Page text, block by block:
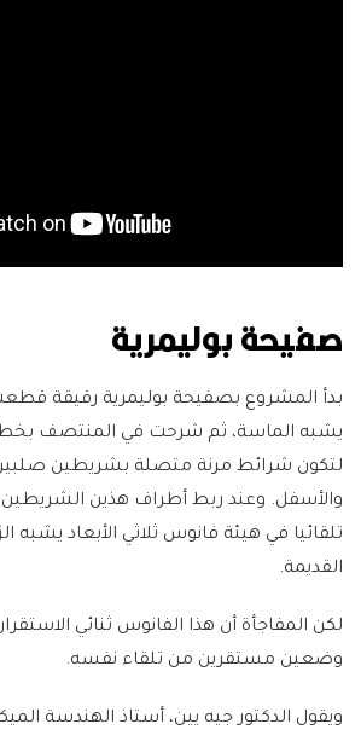
صفيحة بوليمرية
بدأ المشروع بصفيحة بوليمرية رقيقة
يشبه الماسة، ثم شرحت في المنتصف
لتكون شرائط مرنة متصلة بشريطين
والأسفل. وعند ربط أطراف هذين
تلقائيا في هيئة فانوس ثلاثي الأبعاد يشبه
القديمة.
لكن المفاجأة أن هذا الفانوس ثنائي
وضعين مستقرين من تلقاء نفسه.
ويقول الدكتور جيه يين، أستاذ الهندسة